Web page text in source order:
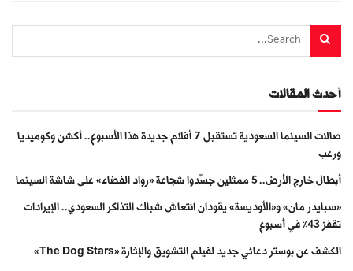
أحدث المقالات
صالات السينما السعودية تستقبل 7 أفلام جديدة هذا الأسبوع.. أكشن وكوميديا
ورعب
أبطال خارج الأرض.. 5 ممثلين جسّدوا شجاعة «رواد الفضاء» على شاشة السينما
«سبايدر مان» و«الأوديسة» يقودان انتعاش شباك التذاكر السعودي.. الإيرادات
تقفز 43% في أسبوع
الكشف عن بوستر دعائي جديد لفيلم التشويق والإثارة «The Dog Stars»